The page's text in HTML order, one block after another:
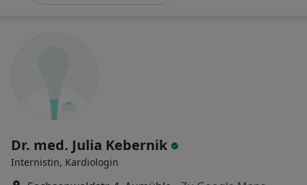
Dr. med. Julia Kebernik
Internistin, Kardiologin